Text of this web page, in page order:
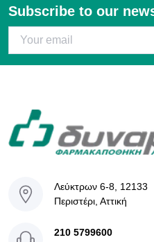
Subscribe to our
Λεύκτρων 6-8, 12133
Περιστέρι, Αττική
210 5799600